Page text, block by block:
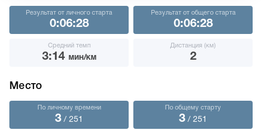
Результат от личного старта
0:06:28
Результат от общего старта
0:06:28
Средний темп
3:14 мин/км
Дистанция (км)
2
Место
По личному времени
3 / 251
По общему старту
3 / 251